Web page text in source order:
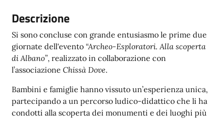
Descrizione
Si sono concluse con grande entusiasmo le prime due
giornate dell'evento “Archeo-Esploratori. Alla scoperta
di Albano”, realizzato in collaborazione con
l’associazione Chissà Dove.
Bambini e famiglie hanno vissuto un’esperienza unica,
partecipando a un percorso ludico-didattico che li ha
condotti alla scoperta dei monumenti e dei luoghi più